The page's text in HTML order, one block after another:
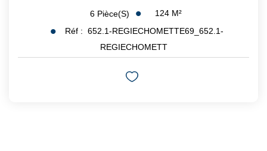
6 Pièce(s) 124 M²
Réf : 652.1-REGIECHOMETTE69_652.1-
REGIECHOMETT